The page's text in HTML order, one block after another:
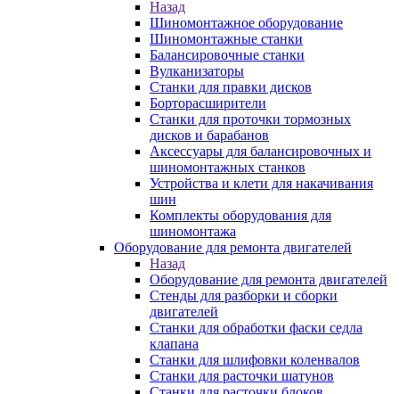
Назад
Шиномонтажное оборудование
Шиномонтажные станки
Балансировочные станки
Вулканизаторы
Станки для правки дисков
Борторасширители
Станки для проточки тормозных
дисков и барабанов
Аксессуары для балансировочных и
шиномонтажных станков
Устройства и клети для накачивания
шин
Комплекты оборудования для
шиномонтажа
Оборудование для ремонта двигателей
Назад
Оборудование для ремонта двигателей
Стенды для разборки и сборки
двигателей
Станки для обработки фаски седла
клапана
Станки для шлифовки коленвалов
Станки для расточки шатунов